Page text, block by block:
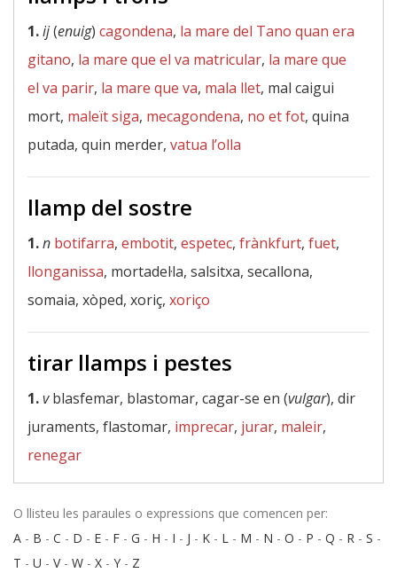
1.ij(enuig) cagondena, la mare del Tano quan era
gitano, la mare que el va matricular, la mare que
el va parir, la mare que va, mala llet, mal caigui
mort, maleït siga, mecagondena, no et fot, quina
putada, quin merder, vatua l’olla
llamp del sostre
1.n botifarra, embotit, espetec, frànkfurt, fuet,
llonganissa, mortadel·la, salsitxa, secallona,
somaia, xòped, xoriç, xoriço
tirar llamps i pestes
1.vblasfemar, blastomar, cagar-se en (vulgar), dir
juraments, flastomar, imprecar, jurar, maleir,
renegar
O llisteu les paraules o expressions que comencen per:
A - B - C - D - E - F - G - H - I - J - K - L - M - N - O - P - Q - R - S -
T - U - V- W - X - Y - Z